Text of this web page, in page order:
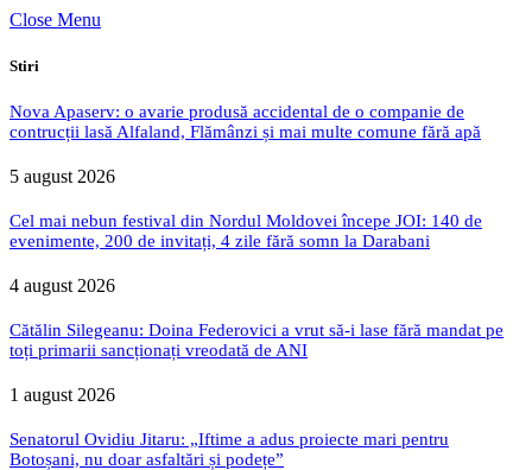
Close Menu
Stiri
Nova Apaserv: o avarie produsă accidental de o companie de
contrucții lasă Alfaland, Flămânzi și mai multe comune fără apă
5 august 2026
Cel mai nebun festival din Nordul Moldovei începe JOI: 140 de
evenimente, 200 de invitați, 4 zile fără somn la Darabani
4 august 2026
Cătălin Silegeanu: Doina Federovici a vrut să-i lase fără mandat pe
toți primarii sancționați vreodată de ANI
1 august 2026
Senatorul Ovidiu Jitaru: „Iftime a adus proiecte mari pentru
Botoșani, nu doar asfaltări și podețe”